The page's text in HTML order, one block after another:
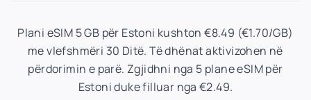
Plani eSIM 5 GB për Estoni kushton €8.49 (€1.70/GB)
me vlefshmëri 30 Ditë. Të dhënat aktivizohen në
përdorimin e parë. Zgjidhni nga 5 plane eSIM për
Estoni duke filluar nga €2.49.